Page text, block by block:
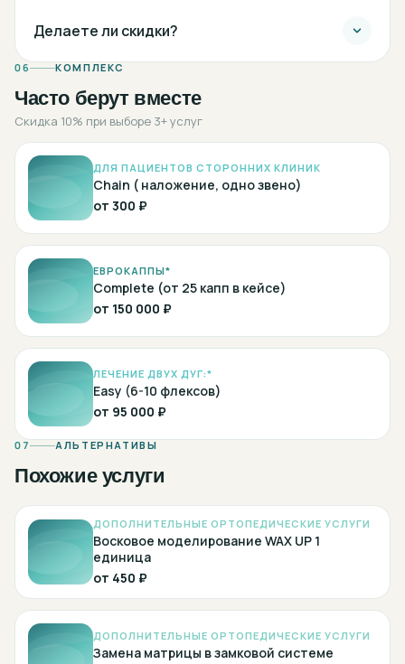
Делаете ли скидки?
06 КОМПЛЕКС
Часто берут вместе
Скидка 10% при выборе 3+ услуг
ДЛЯ ПАЦИЕНТОВ СТОРОННИХ КЛИНИК
Chain ( наложение, одно звено)
от 300 ₽
ЕВРОКАППЫ*
Complete (от 25 капп в кейсе)
от 150 000 ₽
ЛЕЧЕНИЕ ДВУХ ДУГ:*
Easy (6-10 флексов)
от 95 000 ₽
07 АЛЬТЕРНАТИВЫ
Похожие услуги
ДОПОЛНИТЕЛЬНЫЕ ОРТОПЕДИЧЕСКИЕ УСЛУГИ
Восковое моделирование WAX UP 1
единица
от 450 ₽
ДОПОЛНИТЕЛЬНЫЕ ОРТОПЕДИЧЕСКИЕ УСЛУГИ
Замена матрицы в замковой системе